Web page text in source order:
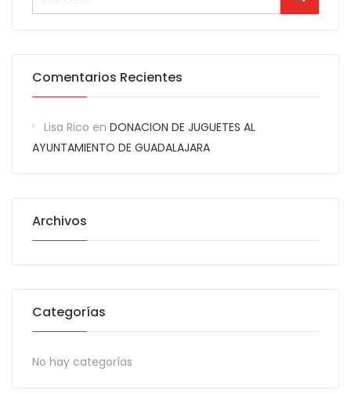
Comentarios Recientes
Lisa Rico en DONACION DE JUGUETES AL
AYUNTAMIENTO DE GUADALAJARA
Archivos
Categorías
No hay categorías